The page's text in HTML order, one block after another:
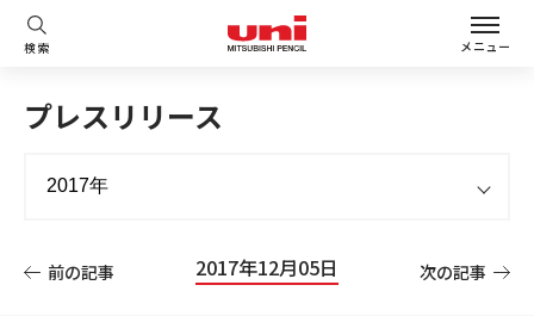
検索 メニュー
プレスリリース
前の記事 2017年12月05日 次の記事